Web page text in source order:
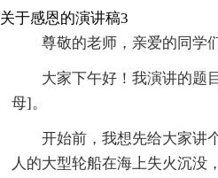
关于感恩的演讲稿3
尊敬的老师，亲爱的同学
大家下午好！我演讲的题
母]。
开始前，我想先给大家讲
人的大型轮船在海上失火沉没